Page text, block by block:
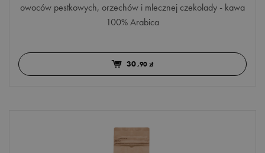
owoców pestkowych, orzechów i mlecznej czekolady - kawa
100% Arabica
30,90 zł